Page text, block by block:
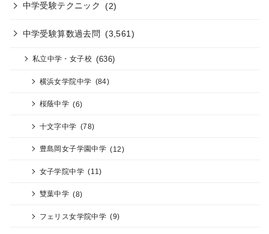
中学受験テクニック (2)
中学受験算数過去問 (3,561)
私立中学・女子校 (636)
横浜女学院中学 (84)
桜蔭中学 (6)
十文字中学 (78)
豊島岡女子学園中学 (12)
女子学院中学 (11)
雙葉中学 (8)
フェリス女学院中学 (9)